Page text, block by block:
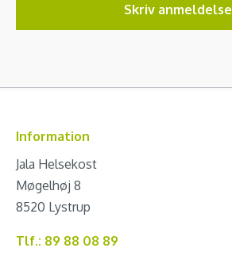
Skriv anmeldelse
Information
Jala Helsekost
Møgelhøj 8
8520 Lystrup
Tlf.: 89 88 08 89